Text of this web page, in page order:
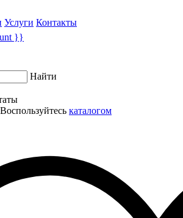
Услуги Контакты
}}
Найти
каталогом